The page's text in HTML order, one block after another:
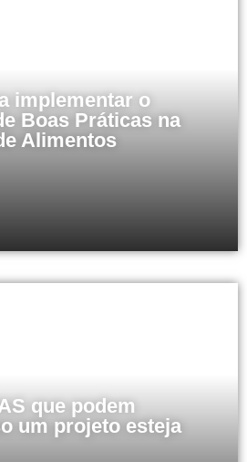
implementar o
Boas Práticas na
Alimentos
que podem
um projeto esteja